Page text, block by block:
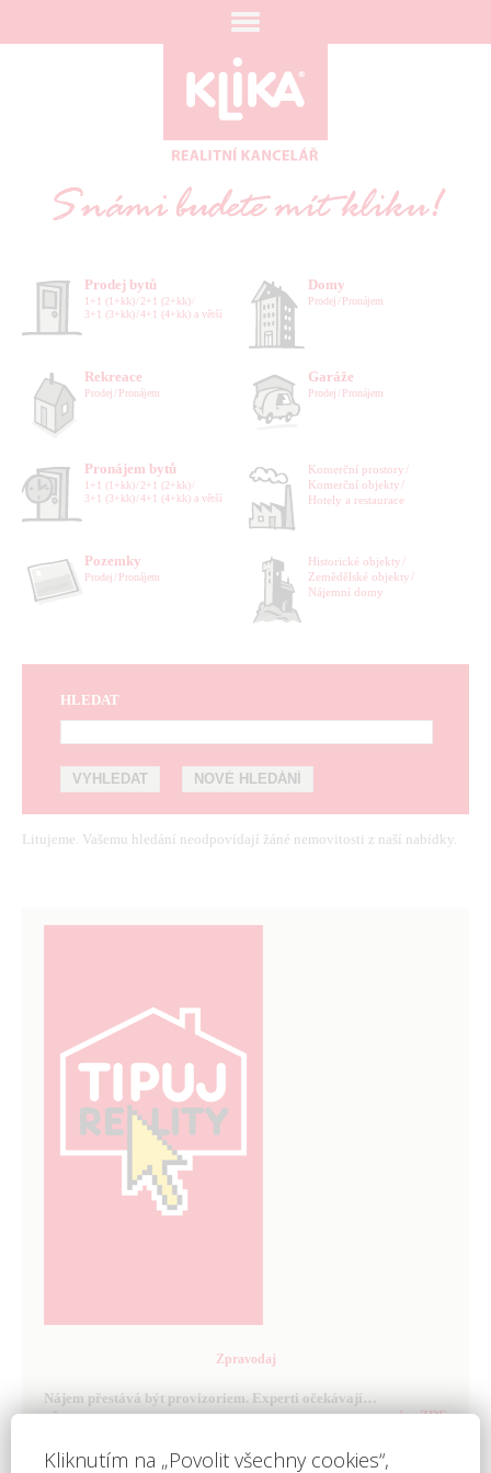
Prodej bytů
1+1 (1+kk) 2+1 (2+kk)
3+1 (3+kk) 4+1 (4+kk) a větší
Domy
Prodej Pronájem
Rekreace
Prodej Pronájem
Garáže
Prodej Pronájem
Pronájem bytů
1+1 (1+kk) 2+1 (2+kk)
3+1 (3+kk) 4+1 (4+kk) a větší
prostory
objekty
Hotely a restaurace
Pozemky
Prodej Pronájem
Historické objekty
Zemědělské objekty
Nájemní domy
HLEDAT
Litujeme. Vašemu hledání neodpovídají žáné nemovitosti z naší nabídky.
Zpravodaj
Nájem přestává být provizoriem. Experti očekávají…
více ZDE
včera
Bezpečné předání peněz při prodeji nemovitosti…